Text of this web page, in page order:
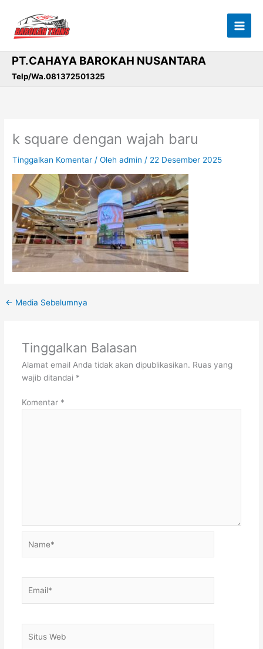
konten
PT.CAHAYA BAROKAH NUSANTARA
Telp/Wa.081372501325
k square dengan wajah baru
Tinggalkan Komentar / Olehadmin / 22 Desember 2025
← Media Sebelumnya
Tinggalkan Balasan
Alamat email Anda tidak akan dipublikasikan. Ruas yang
wajib ditandai *
Komentar *
Web